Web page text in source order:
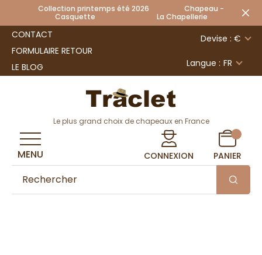
Collection printemps été 2026 Chapeau -
Casquette La Chapellerie
CONTACT
FORMULAIRE RETOUR
LE BLOG
Devise : €
Langue : FR
Le plus grand choix de chapeaux en France
CONNEXION PANIER
MENU